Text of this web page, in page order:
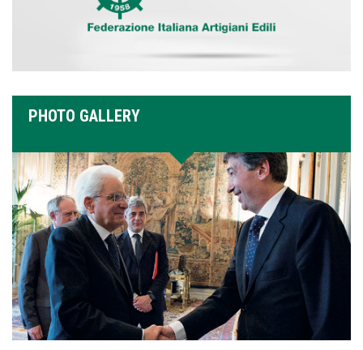
PHOTO GALLERY